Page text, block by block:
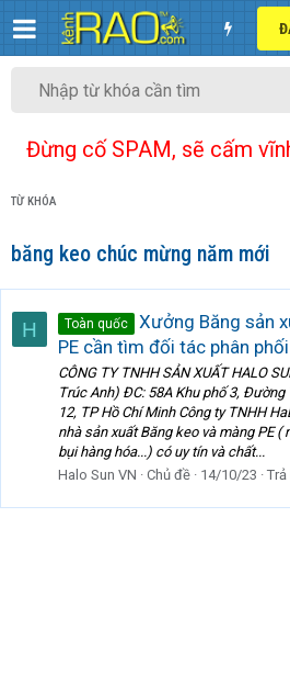
Đừng cố SPAM, sẽ cấm
TỪ KHÓA
băng keo chúc mừng năm mới
H Toàn quốc
Xưởng Băng sản
PE cần tìm đối tác phân
CÔNG TY TNHH SẢN XUẤT HALO
Trúc Anh) ĐC: 58A Khu phố 3, Đường
12, TP Hồ Chí Minh Công ty TNHH
nhà sản xuất Băng keo và màng PE
bụi hàng hóa...) có uy tín và chất...
Halo Sun VN
Chủ đề 14/10/23 Trả